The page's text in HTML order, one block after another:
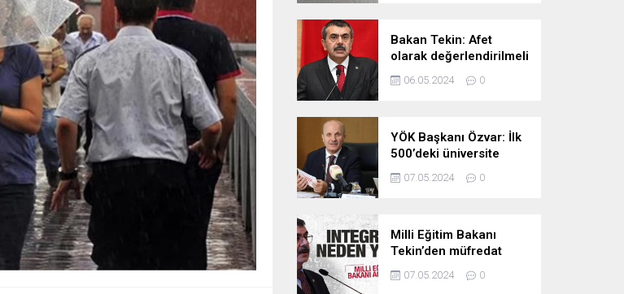
Bakan Tekin: Afet
olarak değerlendirilmeli
06.05.2024 0
YÖK Başkanı Özvar: İlk
500’deki üniversite
sayımızı 10’a çıkarmayı
hedefliyoruz
07.05.2024 0
Milli Eğitim Bakanı
Tekin’den müfredat
açıklaması! İntegral
neden yok? İşte
07.05.2024 0